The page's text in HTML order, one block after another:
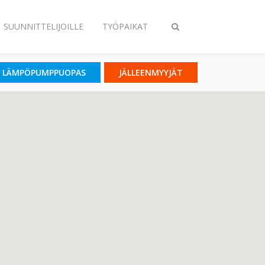
Vaihda
SUUNNITTELIJOILLE TYÖPAIKAT
LÄMPÖPUMPPUOPAS JÄLLEENMYYJÄT